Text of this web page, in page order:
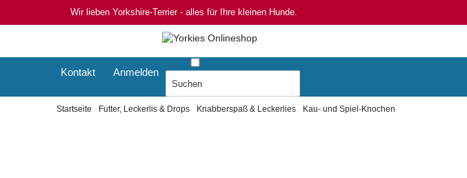
Wir lieben Yorkshire-Terrier - alles für Ihre kleinen Hunde.
Kontakt Anmelden
Startseite Futter, Leckerlis & Drops Knabberspaß & Leckerlies Kau- und Spiel-Knochen